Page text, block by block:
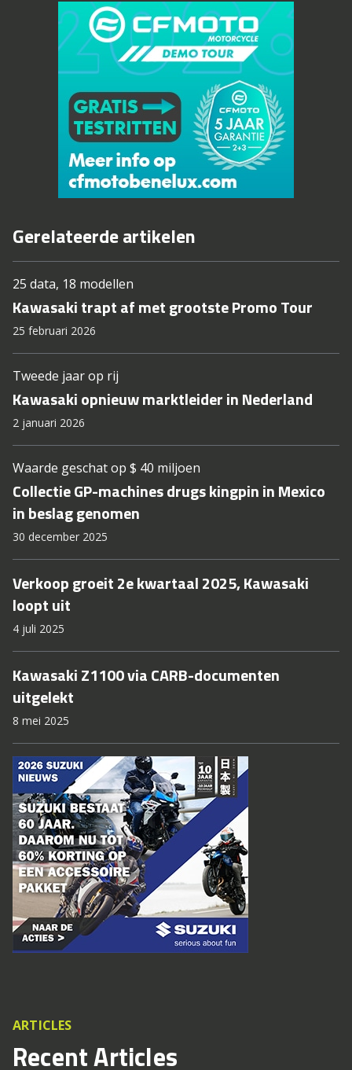
Gerelateerde artikelen
25 data, 18 modellen
Kawasaki trapt af met grootste Promo Tour
25 februari 2026
Tweede jaar op rij
Kawasaki opnieuw marktleider in Nederland
2 januari 2026
Waarde geschat op $ 40 miljoen
Collectie GP-machines drugs kingpin in Mexico
in beslag genomen
30 december 2025
Verkoop groeit 2e kwartaal 2025, Kawasaki
loopt uit
4 juli 2025
Kawasaki Z1100 via CARB-documenten
uitgelekt
8 mei 2025
ARTICLES
Recent Articles